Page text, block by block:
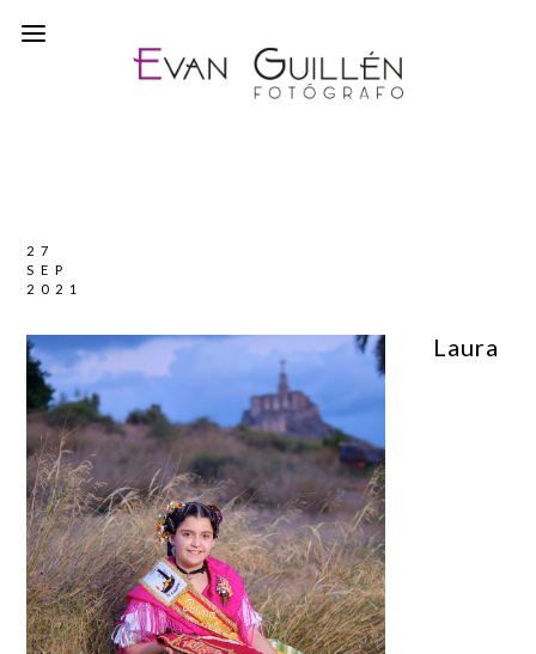
27
SEP
2021
Laura